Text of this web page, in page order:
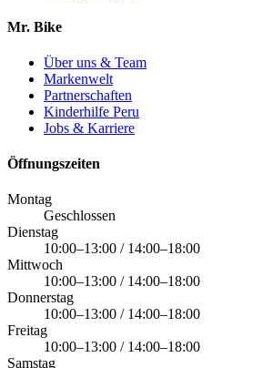
Mr. Bike
Über uns & Team
Markenwelt
Partnerschaften
Kinderhilfe Peru
Jobs & Karriere
Öffnungszeiten
Montag
Geschlossen
Dienstag
10:00–13:00 / 14:00–18:00
Mittwoch
10:00–13:00 / 14:00–18:00
Donnerstag
10:00–13:00 / 14:00–18:00
Freitag
10:00–13:00 / 14:00–18:00
Samstag